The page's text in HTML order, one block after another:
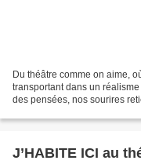
Du théâtre comme on aime,
transportant dans un
des pensées, nos sourires
J’HABITE ICI au